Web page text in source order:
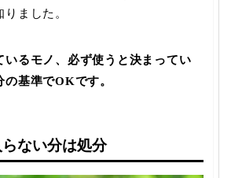
ました。
いるモノ、必ず使うと決まってい
基準でOKです。
ない分は処分